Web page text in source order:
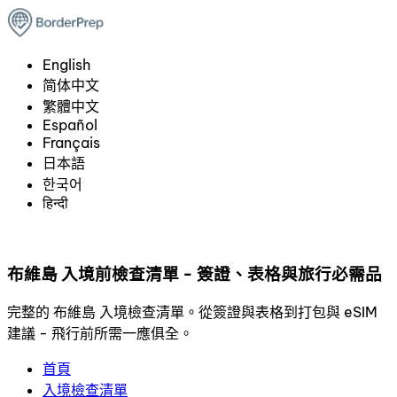
English
简体中文
繁體中文
Español
Français
日本語
한국어
हिन्दी
布維島 入境前檢查清單 - 簽證、表格與旅行必需品
完整的 布維島 入境檢查清單。從簽證與表格到打包與 eSIM
建議 - 飛行前所需一應俱全。
首頁
入境檢查清單